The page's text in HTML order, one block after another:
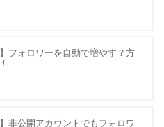
フォロワーを自動で増やす？方
非公開アカウントでもフォロワ